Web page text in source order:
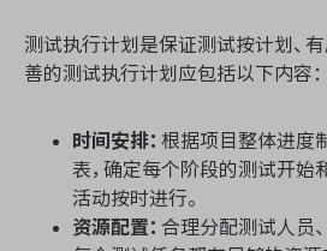
测试执行计划是保证测试按计划、
善的测试执行计划应包括以下内容：
时间安排： 根据项目整体进度
表，确定每个阶段的测试开始
活动按时进行。
资源配置： 合理分配测试人员